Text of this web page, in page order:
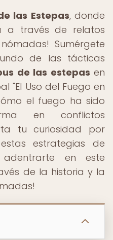
las Estepas, donde
a través de relatos
Sumérgete
de las tácticas
de las estepas en
"El Uso del Fuego en
el fuego ha sido
en conflictos
tu curiosidad por
estrategias de
en este
de la historia y la